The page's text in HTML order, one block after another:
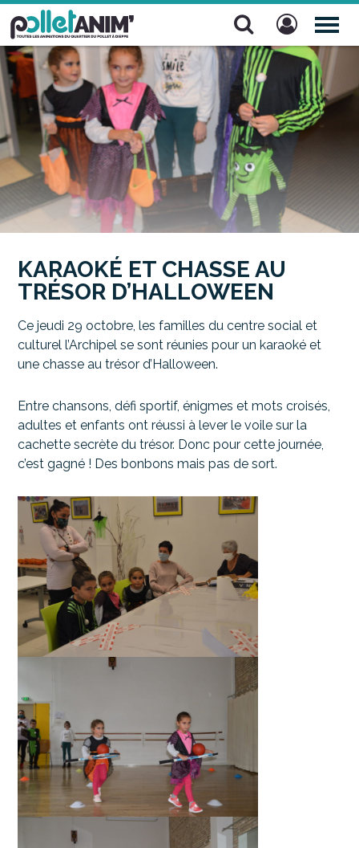
Pollet Anim'
KARAOKÉ ET CHASSE AU
TRÉSOR D’HALLOWEEN
Ce jeudi 29 octobre, les familles du centre social et
culturel l’Archipel se sont réunies pour un karaoké et
une chasse au trésor d’Halloween.
Entre chansons, défi sportif, énigmes et mots croisés,
adultes et enfants ont réussi à lever le voile sur la
cachette secrète du trésor. Donc pour cette journée,
c’est gagné ! Des bonbons mais pas de sort.